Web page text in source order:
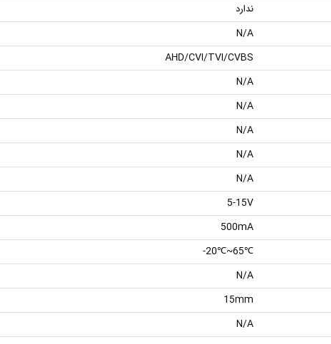
ندارد
N/A
AHD/CVI/TVI/CVBS
N/A
N/A
N/A
N/A
N/A
5-15V
500mA
℃65~℃20-
N/A
15mm
N/A